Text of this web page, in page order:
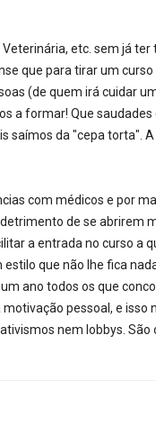
etc. sem já
que para tirar um
(de quem irá cuidar
formar! Que
da "cepa torta".
com médicos e por
de se abrirem
a entrada no curso a
que não lhe fica
ano todos os que
pessoal, e
nem lobbys.